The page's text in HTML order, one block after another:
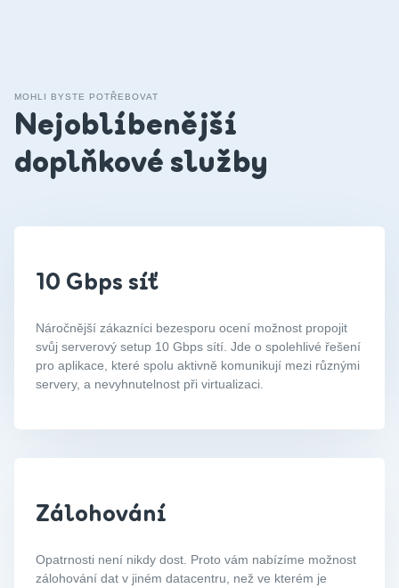
MOHLI BYSTE POTŘEBOVAT
Nejoblíbenější
doplňkové služby
10 Gbps síť
Náročnější zákazníci bezesporu ocení možnost propojit
svůj serverový setup 10 Gbps sítí. Jde o spolehlivé řešení
pro aplikace, které spolu aktivně komunikují mezi různými
servery, a nevyhnutelnost při virtualizaci.
Zálohování
Opatrnosti není nikdy dost. Proto vám nabízíme možnost
zálohování dat v jiném datacentru, než ve kterém je